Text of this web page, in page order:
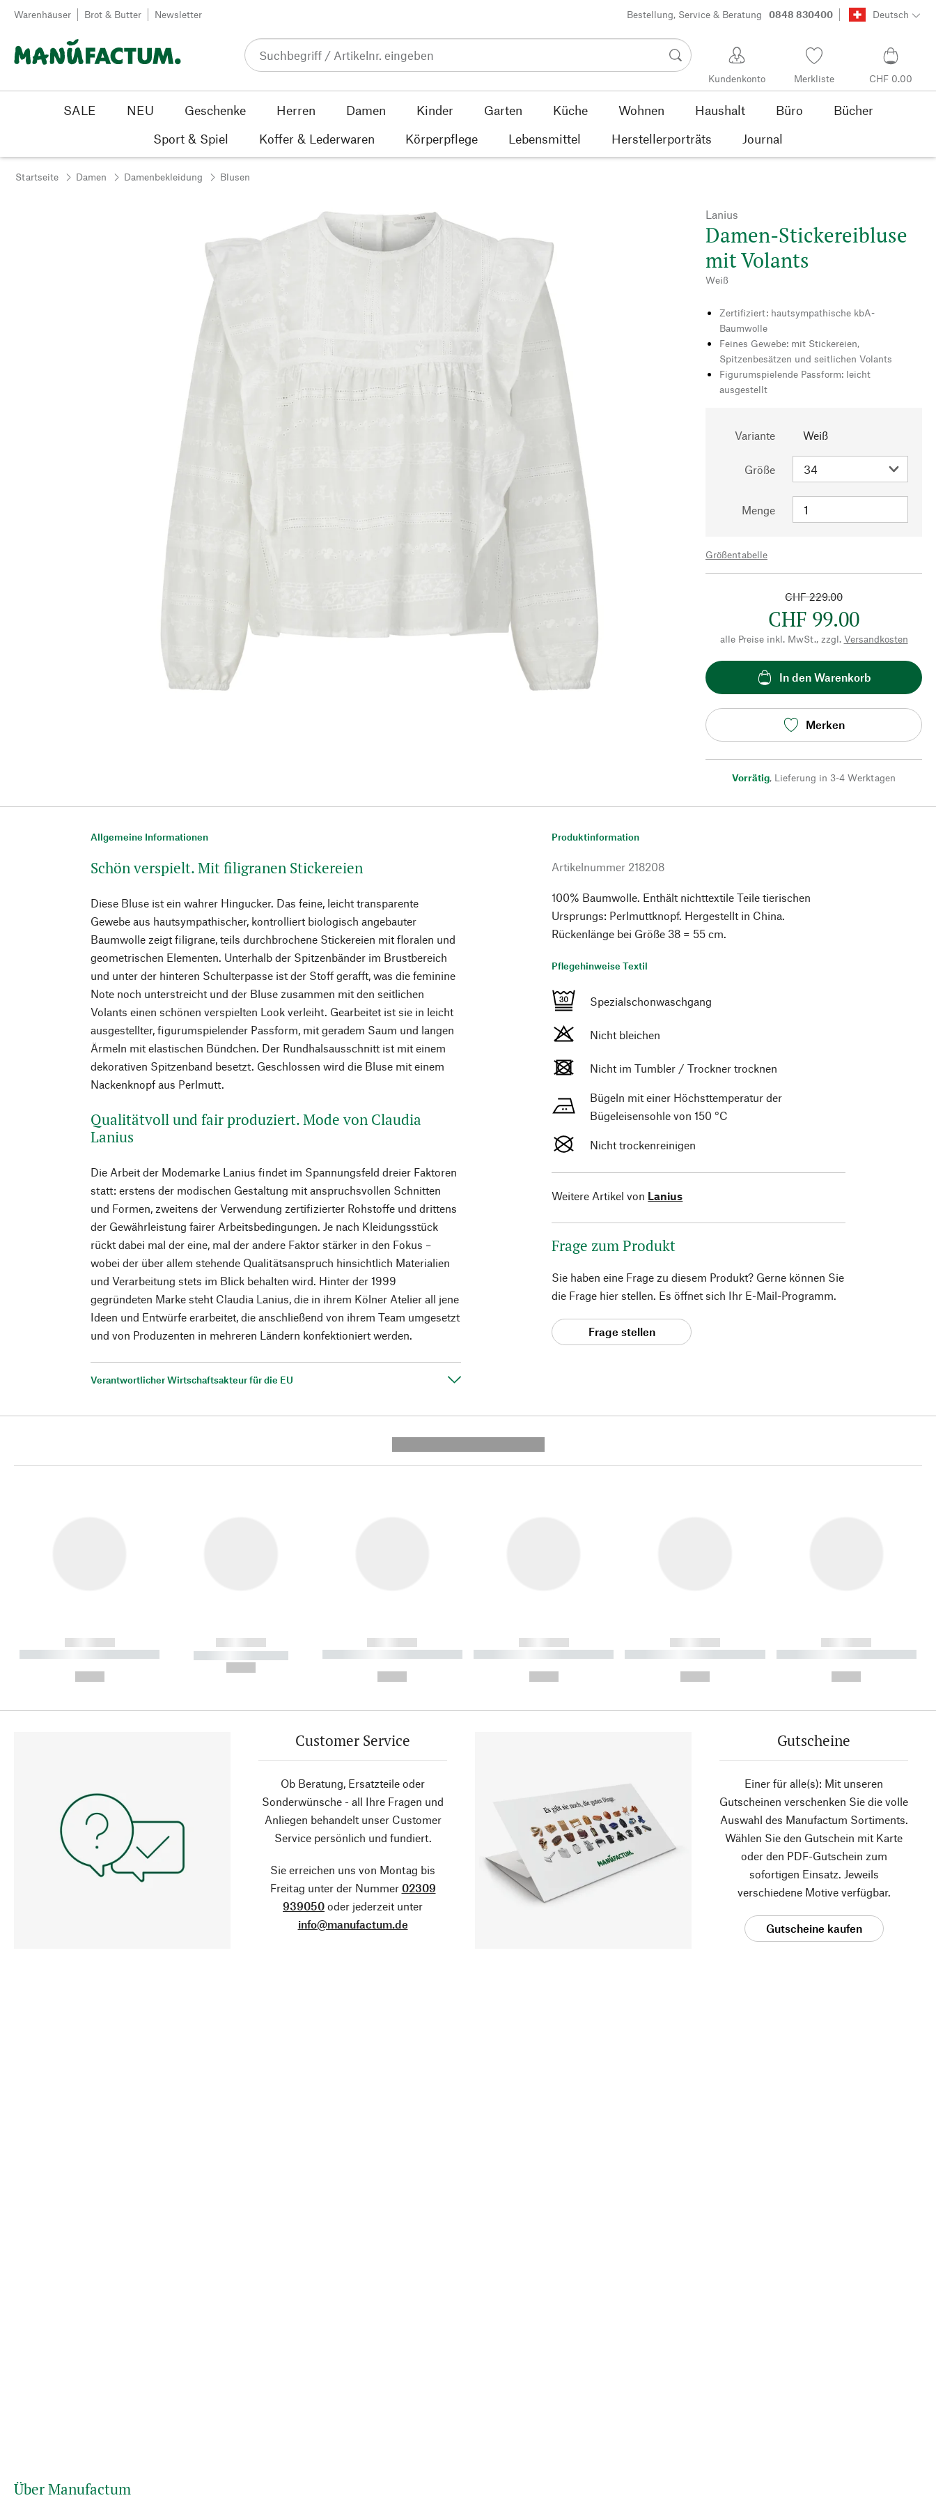
Zum Inhalt springen
Warenhäuser Brot & Butter Newsletter Bestellung, Service & Beratung 0848 830400 Deutsch
Kundenkonto Merkliste CHF 0.00
SALE NEU Geschenke Herren Damen Kinder Garten Küche Wohnen Haushalt Büro
Bücher
Sport & Spiel
Koffer & Lederwaren Körperpflege Lebensmittel Herstellerporträts Journal
Startseite Damen Damenbekleidung Blusen
Lanius
Damen-Stickereibluse
mit Volants
Weiß
Zertifiziert: hautsympathische kbA-
Baumwolle
Feines Gewebe: mit Stickereien,
Spitzenbesätzen und seitlichen Volants
Figurumspielende Passform: leicht
ausgestellt
Variante Weiß
Größe
Menge
Größentabelle
CHF 229.00
CHF 99.00
alle Preise inkl. MwSt., zzgl. Versandkosten
In den Warenkorb
Merken
Vorrätig, Lieferung in 3-4 Werktagen
Allgemeine Informationen
Schön verspielt. Mit filigranen Stickereien
Diese Bluse ist ein wahrer Hingucker. Das feine, leicht transparente
Gewebe aus hautsympathischer, kontrolliert biologisch angebauter
Baumwolle zeigt filigrane, teils durchbrochene Stickereien mit floralen und
geometrischen Elementen. Unterhalb der Spitzenbänder im Brustbereich
und unter der hinteren Schulterpasse ist der Stoff gerafft, was die feminine
Note noch unterstreicht und der Bluse zusammen mit den seitlichen
Volants einen schönen verspielten Look verleiht. Gearbeitet ist sie in leicht
ausgestellter, figurumspielender Passform, mit geradem Saum und langen
Ärmeln mit elastischen Bündchen. Der Rundhalsausschnitt ist mit einem
dekorativen Spitzenband besetzt. Geschlossen wird die Bluse mit einem
Nackenknopf aus Perlmutt.
Qualitätvoll und fair produziert. Mode von Claudia
Lanius
Die Arbeit der Modemarke Lanius findet im Spannungsfeld dreier Faktoren
statt: erstens der modischen Gestaltung mit anspruchsvollen Schnitten
und Formen, zweitens der Verwendung zertifizierter Rohstoffe und drittens
der Gewährleistung fairer Arbeitsbedingungen. Je nach Kleidungsstück
rückt dabei mal der eine, mal der andere Faktor stärker in den Fokus –
wobei der über allem stehende Qualitätsanspruch hinsichtlich Materialien
und Verarbeitung stets im Blick behalten wird. Hinter der 1999
gegründeten Marke steht Claudia Lanius, die in ihrem Kölner Atelier all jene
Ideen und Entwürfe erarbeitet, die anschließend von ihrem Team umgesetzt
und von Produzenten in mehreren Ländern konfektioniert werden.
Verantwortlicher Wirtschaftsakteur für die EU
Produktinformation
Artikelnummer 218208
100% Baumwolle. Enthält nichttextile Teile tierischen
Ursprungs: Perlmuttknopf. Hergestellt in China.
Rückenlänge bei Größe 38 = 55 cm.
Pflegehinweise Textil
Spezialschonwaschgang
Nicht bleichen
Nicht im Tumbler / Trockner trocknen
Bügeln mit einer Höchsttemperatur der
Bügeleisensohle von 150 °C
Nicht trockenreinigen
Weitere Artikel von Lanius
Frage zum Produkt
Sie haben eine Frage zu diesem Produkt? Gerne können Sie
die Frage hier stellen. Es öffnet sich Ihr E-Mail-Programm.
Frage stellen
------------
----------- ----------- ----------
------------
----------- -----------
------------
----------- ----------- ----------
------------
----------- ----------- ----------
------------
----------- ----------- ----------
------------
----------- ----------- ----------
Customer Service
Ob Beratung, Ersatzteile oder
Sonderwünsche - all Ihre Fragen und
Anliegen behandelt unser Customer
Service persönlich und fundiert.
Sie erreichen uns von Montag bis
Freitag unter der Nummer 02309
939050 oder jederzeit unter
info@manufactum.de
Gutscheine
Einer für alle(s): Mit unseren
Gutscheinen verschenken Sie die volle
Auswahl des Manufactum Sortiments.
Wählen Sie den Gutschein mit Karte
oder den PDF-Gutschein zum
sofortigen Einsatz. Jeweils
verschiedene Motive verfügbar.
Gutscheine kaufen
Über Manufactum